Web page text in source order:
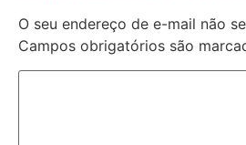
O seu endereço de e-mail não
Campos obrigatórios são